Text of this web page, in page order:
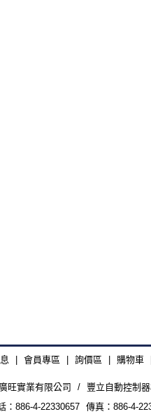
會員專區 詢價區 購物車
實業有限公司 / 豐立自動控制
886-4-22330657 傳真：886-4-